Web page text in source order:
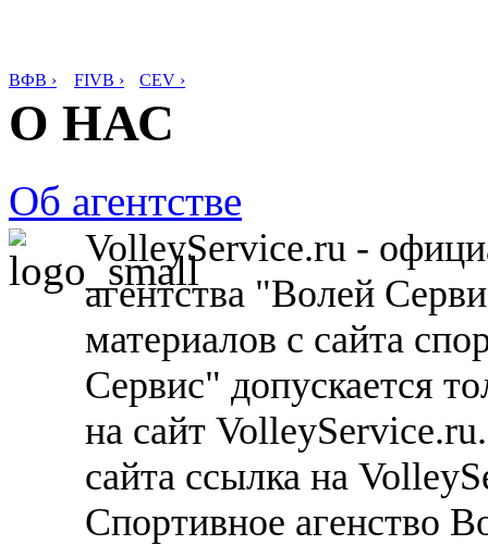
ВФВ › FIVB › CEV ›
О НАС
Об агентстве
VolleyService.ru -
агентства "Волей
материалов с сайта
Сервис" допускается
на сайт
сайта ссылка на
Спортивное агенство